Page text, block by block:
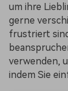
um ihre
gerne
frustriert
verwenden,
indem Sie